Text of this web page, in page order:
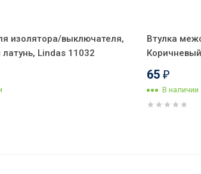
изолятора/выключателя,
Lindas 11032
Втулка
65 ₽
В наличии